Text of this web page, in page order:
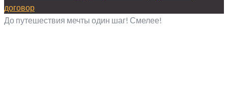
договор
До путешествия мечты один шаг! Смелее!